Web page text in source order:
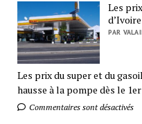
Les
PAR
Les prix du super et du
hausse à la pompe dès le
Commentaires sont désactivés